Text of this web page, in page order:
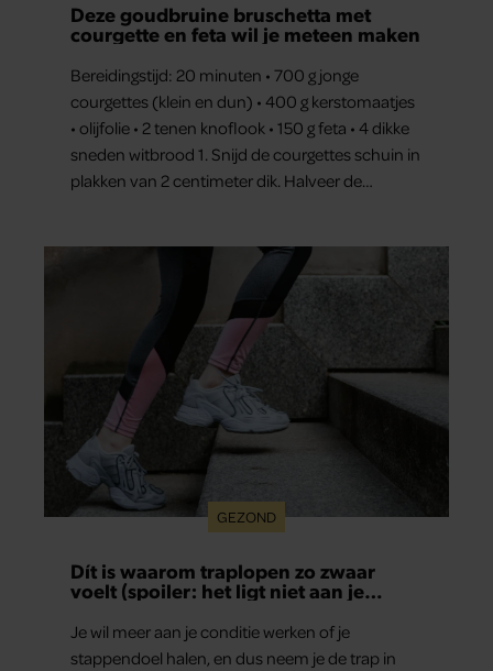
Deze goudbruine bruschetta met
courgette en feta wil je meteen maken
Bereidingstijd: 20 minuten • 700 g jonge
courgettes (klein en dun) • 400 g kerstomaatjes
• olijfolie • 2 tenen knoflook • 150 g feta • 4 dikke
sneden witbrood 1. Snijd de courgettes schuin in
plakken van 2 centimeter dik. Halveer de
GEZOND
Dít is waarom traplopen zo zwaar
voelt (spoiler: het ligt niet aan je
Je wil meer aan je conditie werken of je
stappendoel halen, en dus neem je de trap in